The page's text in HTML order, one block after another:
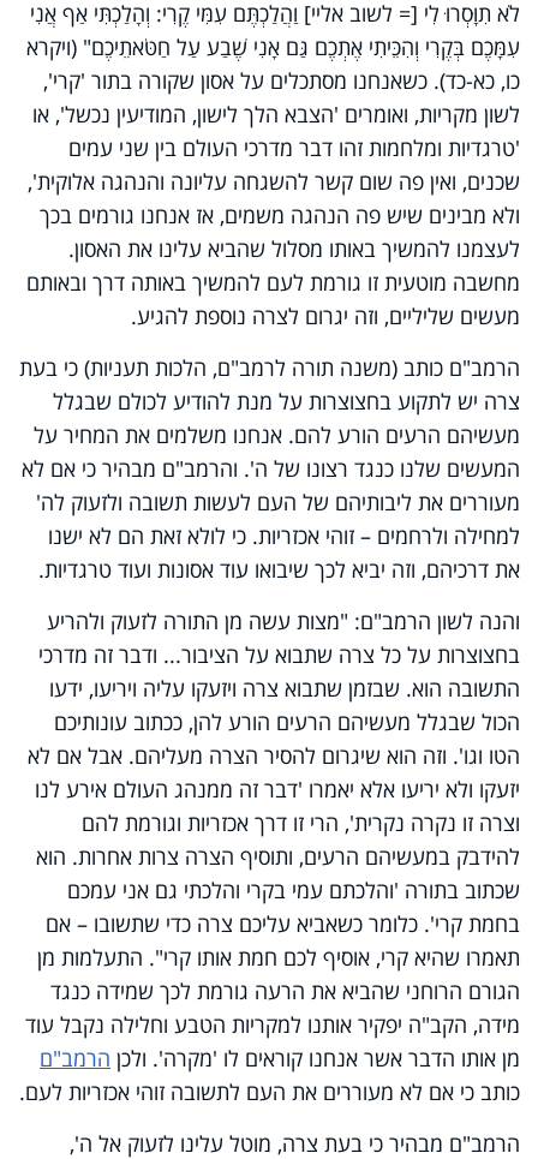
לֹא תִוָּסְרוּ לִי [= לשוב אליי] וַהֲלַכְתֶּם עִמִּי קֶרִי: וְהָלַכְתִּי אַף אֲנִי
עִמָּכֶם בְּקֶרִי וְהִכֵּיתִי אֶתְכֶם גַּם אָנִי שֶׁבַע עַל חַטֹּאתֵיכֶם" (ויקרא
כו, כא-כד). כשאנחנו מסתכלים על אסון שקורה בתור 'קרי',
לשון מקריות, ואומרים 'הצבא הלך לישון, המודיעין נכשל', או
'טרגדיות ומלחמות זהו דבר מדרכי העולם בין שני עמים
שכנים, ואין פה שום קשר להשגחה עליונה והנהגה אלוקית',
ולא מבינים שיש פה הנהגה משמים, אז אנחנו גורמים בכך
לעצמנו להמשיך באותו מסלול שהביא עלינו את האסון.
מחשבה מוטעית זו גורמת לעם להמשיך באותה דרך ובאותם
מעשים שליליים, וזה יגרום לצרה נוספת להגיע.
הרמב"ם כותב (משנה תורה לרמב"ם, הלכות תעניות) כי בעת
צרה יש לתקוע בחצוצרות על מנת להודיע לכולם שבגלל
מעשיהם הרעים הורע להם. אנחנו משלמים את המחיר על
המעשים שלנו כנגד רצונו של ה'. והרמב"ם מבהיר כי אם לא
מעוררים את ליבותיהם של העם לעשות תשובה ולזעוק לה'
למחילה ולרחמים – זוהי אכזריות. כי לולא זאת הם לא ישנו
את דרכיהם, וזה יביא לכך שיבואו עוד אסונות ועוד טרגדיות.
והנה לשון הרמב"ם: "מצות עשה מן התורה לזעוק ולהריע
בחצוצרות על כל צרה שתבוא על הציבור... ודבר זה מדרכי
התשובה הוא. שבזמן שתבוא צרה ויזעקו עליה ויריעו, ידעו
הכול שבגלל מעשיהם הרעים הורע להן, ככתוב עונותיכם
הטו וגו'. וזה הוא שיגרום להסיר הצרה מעליהם. אבל אם לא
יזעקו ולא יריעו אלא יאמרו 'דבר זה ממנהג העולם אירע לנו
וצרה זו נקרה נקרית', הרי זו דרך אכזריות וגורמת להם
להידבק במעשיהם הרעים, ותוסיף הצרה צרות אחרות. הוא
שכתוב בתורה 'והלכתם עמי בקרי והלכתי גם אני עמכם
בחמת קרי'. כלומר כשאביא עליכם צרה כדי שתשובו – אם
תאמרו שהיא קרי, אוסיף לכם חמת אותו קרי". התעלמות מן
הגורם הרוחני שהביא את הרעה גורמת לכך שמידה כנגד
מידה, הקב"ה יפקיר אותנו למקריות הטבע וחלילה נקבל עוד
מן אותו הדבר אשר אנחנו קוראים לו 'מקרה'. ולכן הרמב"ם
כותב כי אם לא מעוררים את העם לתשובה זוהי אכזריות לעם.
הרמב"ם מבהיר כי בעת צרה, מוטל עלינו לזעוק אל ה',